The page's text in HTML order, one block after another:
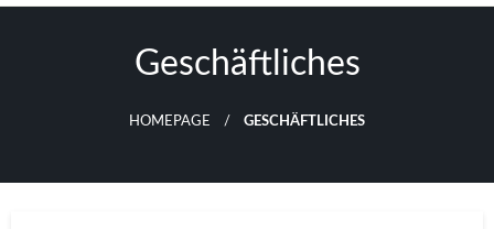
Skip
Geschäftliches
HOMEPAGE GESCHÄFTLICHES